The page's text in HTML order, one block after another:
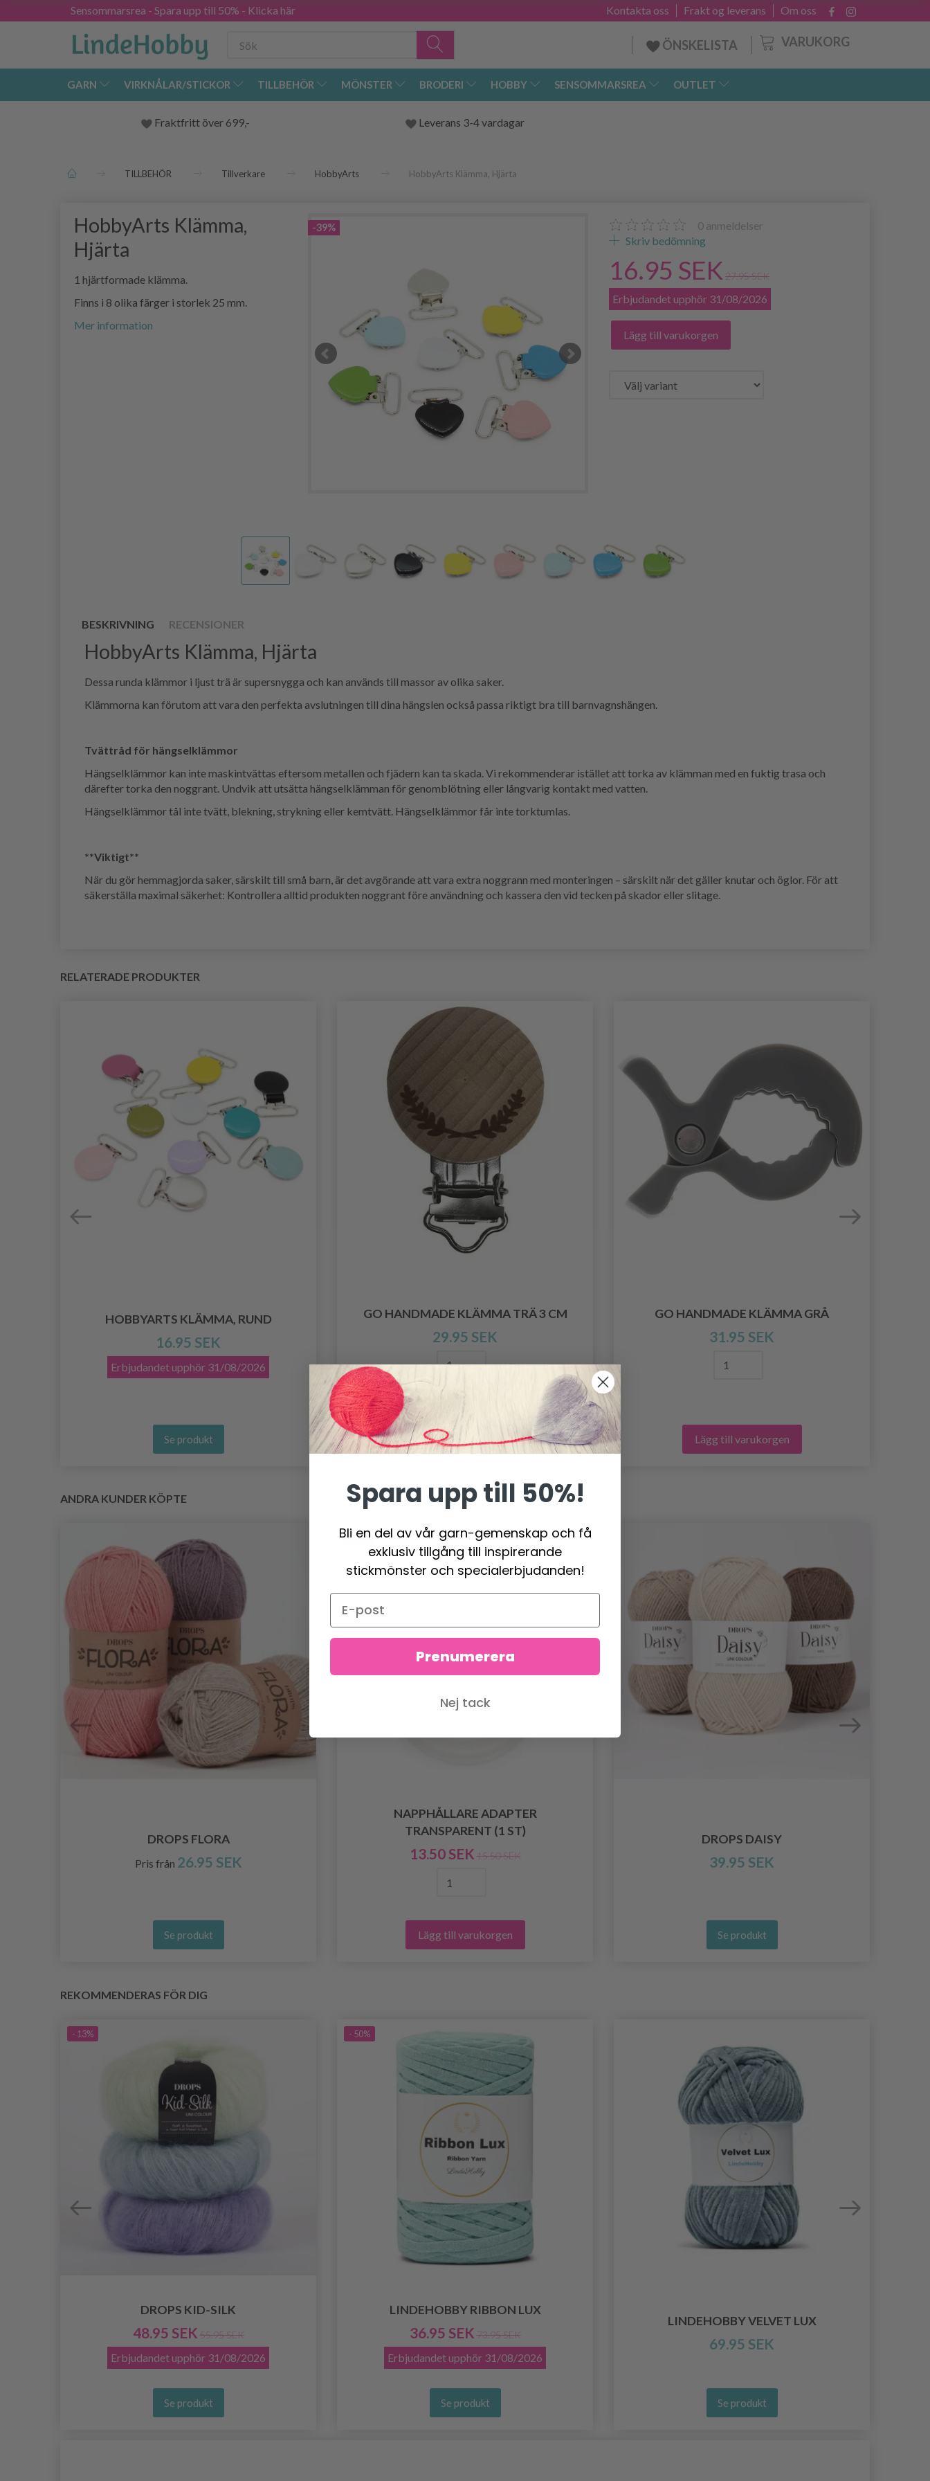
Sensommarsrea - Spara upp till 50% - Klicka här Om oss
Frakt og leverans
Kontakta oss
VARUKORG
ÖNSKELISTA
GARN VIRKNÅLAR/STICKOR TILLBEHÖR MÖNSTER BRODERI HOBBY SENSOMMARSREA OUTLET
Fraktfritt över 699,- Leverans 3-4 vardagar
TILLBEHÖR Tillverkare HobbyArts HobbyArts Klämma, Hjärta
HobbyArts Klämma,
Hjärta
1 hjärtformade klämma.
Finns i 8 olika färger i storlek 25 mm.
Mer information
-39% 0 anmeldelser
Skriv bedömning
16.95 SEK 27.95 SEK
Erbjudandet upphör 31/08/2026
Lägg till varukorgen
BESKRIVNING RECENSIONER
HobbyArts Klämma, Hjärta
Dessa runda klämmor i ljust trä är supersnygga och kan används till massor av olika saker.
Klämmorna kan förutom att vara den perfekta avslutningen till dina hängslen också passa riktigt bra till barnvagnshängen.
Tvättråd för hängselklämmor
Hängselklämmor kan inte maskintvättas eftersom metallen och fjädern kan ta skada. Vi rekommenderar istället att torka av klämman med en fuktig trasa och
därefter torka den noggrant. Undvik att utsätta hängselklämman för genomblötning eller långvarig kontakt med vatten.
Hängselklämmor tål inte tvätt, blekning, strykning eller kemtvätt. Hängselklämmor får inte torktumlas.
**Viktigt**
När du gör hemmagjorda saker, särskilt till små barn, är det avgörande att vara extra noggrann med monteringen – särskilt när det gäller knutar och öglor. För att
säkerställa maximal säkerhet: Kontrollera alltid produkten noggrant före användning och kassera den vid tecken på skador eller slitage.
RELATERADE PRODUKTER
HOBBYARTS KLÄMMA, RUND
16.95 SEK
Erbjudandet upphör 31/08/2026
Se produkt
GO HANDMADE KLÄMMA TRÄ 3 CM
29.95 SEK
Lägg till varukorgen
GO HANDMADE KLÄMMA GRÅ
31.95 SEK
Lägg till varukorgen
ANDRA KUNDER KÖPTE
DROPS FLORA
Pris från 26.95 SEK
Se produkt
- 13%
NAPPHÅLLARE ADAPTER
TRANSPARENT (1 ST)
13.50 SEK 15.50 SEK
Lägg till varukorgen
DROPS DAISY
39.95 SEK
Se produkt
REKOMMENDERAS FÖR DIG
- 13%
DROPS KID-SILK
48.95 SEK 55.95 SEK
Erbjudandet upphör 31/08/2026
Se produkt
- 50%
LINDEHOBBY RIBBON LUX
36.95 SEK 73.95 SEK
Erbjudandet upphör 31/08/2026
Se produkt
LINDEHOBBY VELVET LUX
69.95 SEK
Se produkt
Spara upp till 50%!
Bli en del av vår garn-gemenskap och få
exklusiv tillgång till inspirerande
stickmönster och specialerbjudanden!
Prenumerera
Nej tack